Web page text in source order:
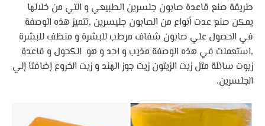
طريقة صنع قاعدة صابون جلسرين الطبيعي و التي من خلالها
يمكن صنع عدت أنواع من الصابون جليسرين ,تتميز هذه الوصفة
في الحصول علي صابون شفاف مرطب للبشرة و منظف للبشرة
,استعملت في هذه الوصفة مذيب و احد و هو الكحول و قاعدة
زيوت سائلة مثل زيت الزيتون زيت جوز الهند و زيت الخروع إضافتا إلي
الجلسرين.